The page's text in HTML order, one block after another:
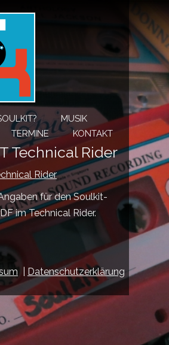
MUSIK
TERMINE KONTAKT
Technical Rider
Rider
für den Soulkit-
im Technical Rider.
Datenschutzerklärung